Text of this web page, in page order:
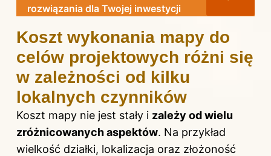
rozwiązania dla Twojej inwestycji
Koszt wykonania mapy do
celów projektowych różni się
w zależności od kilku
lokalnych czynników
Koszt mapy nie jest stały i zależy od wielu
zróżnicowanych aspektów. Na przykład
wielkość działki, lokalizacja oraz złożoność